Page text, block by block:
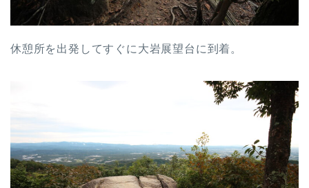
休憩所を出発してすぐに大岩展望台に到着。